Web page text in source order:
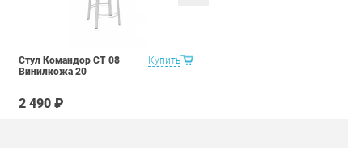
Купить
Стул Командор СТ 08
Винилкожа 20
2 490 ₽